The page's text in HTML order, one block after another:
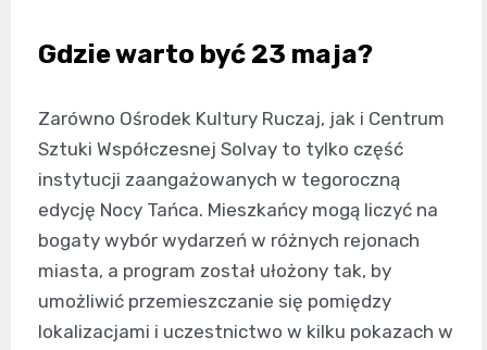
Gdzie warto być 23 maja?
Zarówno Ośrodek Kultury Ruczaj, jak i Centrum
Sztuki Współczesnej Solvay to tylko część
instytucji zaangażowanych w tegoroczną
edycję Nocy Tańca. Mieszkańcy mogą liczyć na
bogaty wybór wydarzeń w różnych rejonach
miasta, a program został ułożony tak, by
umożliwić przemieszczanie się pomiędzy
lokalizacjami i uczestnictwo w kilku pokazach w